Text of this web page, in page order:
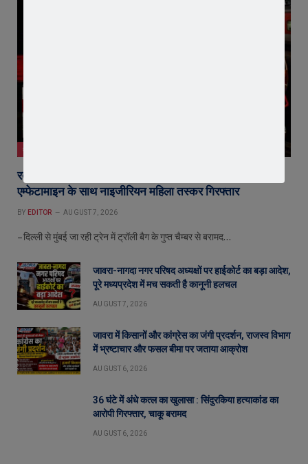
क्राइम न्यूज़
रतलाम जंक्शन पर DRI की बड़ी कार्रवाई : 1.60 करोड़ की
एम्फेटामाइन के साथ नाइजीरियन महिला तस्कर गिरफ्तार
BY EDITOR AUGUST 7, 2026
– दिल्ली से मुंबई जा रही ट्रेन में ट्रॉली बैग के गुप्त चैम्बर से बरामद…
जावरा-नागदा नगर परिषद अध्यक्षों पर हाईकोर्ट का बड़ा आदेश,
पूरे मध्यप्रदेश में मच सकती है कानूनी हलचल
AUGUST 7, 2026
जावरा में किसानों और कांग्रेस का जंगी प्रदर्शन, राजस्व विभाग
में भ्रष्टाचार और फसल बीमा पर जताया आक्रोश
AUGUST 6, 2026
36 घंटे में अंधे कत्ल का खुलासा : सिंदुरकिया हत्याकांड का
आरोपी गिरफ्तार, चाकू बरामद
AUGUST 6, 2026